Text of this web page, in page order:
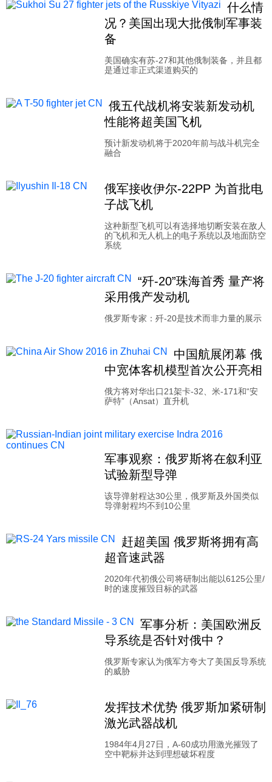
历史
什么情
况？美国出现大批俄制军事装
备
美国确实有苏-27和其他俄制装备，并且都
是通过非正式渠道购买的
俄五代战机将安装新发动机
性能将超美国飞机
预计新发动机将于2020年前与战斗机完全
融合
俄军接收伊尔-22PP 为首批电
子战飞机
这种新型飞机可以有选择地切断安装在敌人
的飞机和无人机上的电子系统以及地面防空
系统
“歼-20”珠海首秀 量产将
采用俄产发动机
俄罗斯专家：歼-20是技术而非力量的展示
中国航展闭幕 俄
中宽体客机模型首次公开亮相
俄方将对华出口21架卡-32、米-171和“安
萨特”（Ansat）直升机
军事观察：俄罗斯将在叙利亚
试验新型导弹
该导弹射程达30公里，俄罗斯及外国类似
导弹射程均不到10公里
赶超美国 俄罗斯将拥有高
超音速武器
2020年代初俄公司将研制出能以6125公里/
时的速度摧毁目标的武器
军事分析：美国欧洲反
导系统是否针对俄中？
俄罗斯专家认为俄军方夸大了美国反导系统
的威胁
发挥技术优势 俄罗斯加紧研制
激光武器战机
1984年4月27日，A-60成功用激光摧毁了
空中靶标并达到理想破坏程度